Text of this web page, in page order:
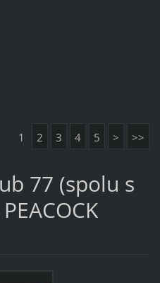
1 2 3 4 5 > >>
77 (spolu s